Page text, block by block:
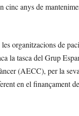
cinc anys de
organitzacions de
la tasca del Grup
(AECC), per la
en el finançament